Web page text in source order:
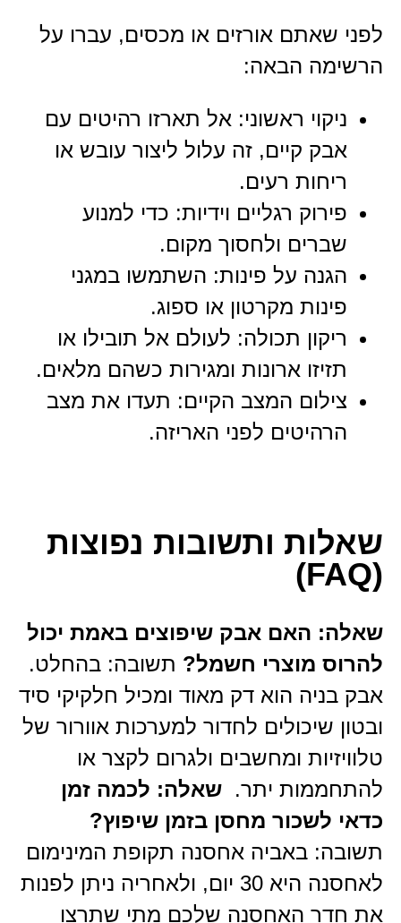
לפני שאתם אורזים או מכסים, עברו על
הרשימה הבאה:
ניקוי ראשוני: אל תארזו רהיטים עם
אבק קיים, זה עלול ליצור עובש או
ריחות רעים.
פירוק רגליים וידיות: כדי למנוע
שברים ולחסוך מקום.
הגנה על פינות: השתמשו במגני
פינות מקרטון או ספוג.
ריקון תכולה: לעולם אל תובילו או
תזיזו ארונות ומגירות כשהם מלאים.
צילום המצב הקיים: תעדו את מצב
הרהיטים לפני האריזה.
שאלות ותשובות נפוצות
(FAQ)
שאלה: האם אבק שיפוצים באמת יכול
להרוס מוצרי חשמל? תשובה: בהחלט.
אבק בניה הוא דק מאוד ומכיל חלקיקי סיד
ובטון שיכולים לחדור למערכות אוורור של
טלוויזיות ומחשבים ולגרום לקצר או
להתחממות יתר. שאלה: לכמה זמן
כדאי לשכור מחסן בזמן שיפוץ?
תשובה: באביה אחסנה תקופת המינימום
לאחסנה היא 30 יום, ולאחריה ניתן לפנות
את חדר האחסנה שלכם מתי שתרצו